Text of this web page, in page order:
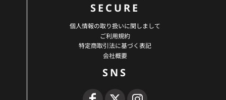
SECURE
個人情報の取り扱いに関しまして
ご利用規約
特定商取引法に基づく表記
会社概要
SNS